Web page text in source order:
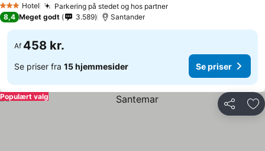
3 StjernerHotel Parkering på stedet og hos partnerSe priser
8,4 Meget godt 3.589 Santander
Af 458 kr.
Se priser fra 15 hjemmesider Se priser
Del
Populært valg